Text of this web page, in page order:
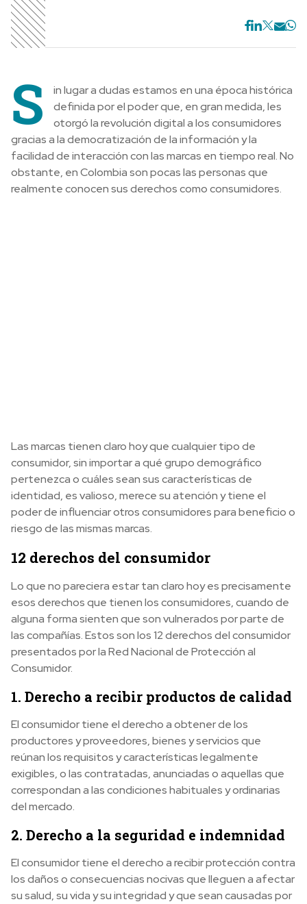
S
in lugar a dudas estamos en una época histórica
definida por el poder que, en gran medida, les
otorgó la revolución digital a los consumidores
gracias a la democratización de la información y la
facilidad de interacción con las marcas en tiempo real. No
obstante, en Colombia son pocas las personas que
realmente conocen sus derechos como consumidores.
Las marcas tienen claro hoy que cualquier tipo de
consumidor, sin importar a qué grupo demográfico
pertenezca o cuáles sean sus características de
identidad, es valioso, merece su atención y tiene el
poder de influenciar otros consumidores para beneficio o
riesgo de las mismas marcas.
12 derechos del consumidor
Lo que no pareciera estar tan claro hoy es precisamente
esos derechos que tienen los consumidores, cuando de
alguna forma sienten que son vulnerados por parte de
las compañías. Estos son los 12 derechos del consumidor
presentados por la Red Nacional de Protección al
Consumidor.
1. Derecho a recibir productos de calidad
El consumidor tiene el derecho a obtener de los
productores y proveedores, bienes y servicios que
reúnan los requisitos y características legalmente
exigibles, o las contratadas, anunciadas o aquellas que
correspondan a las condiciones habituales y ordinarias
del mercado.
2. Derecho a la seguridad e indemnidad
El consumidor tiene el derecho a recibir protección contra
los daños o consecuencias nocivas que lleguen a afectar
su salud, su vida y su integridad y que sean causadas por